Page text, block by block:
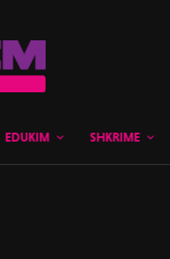
EDUKIM SHKRIME